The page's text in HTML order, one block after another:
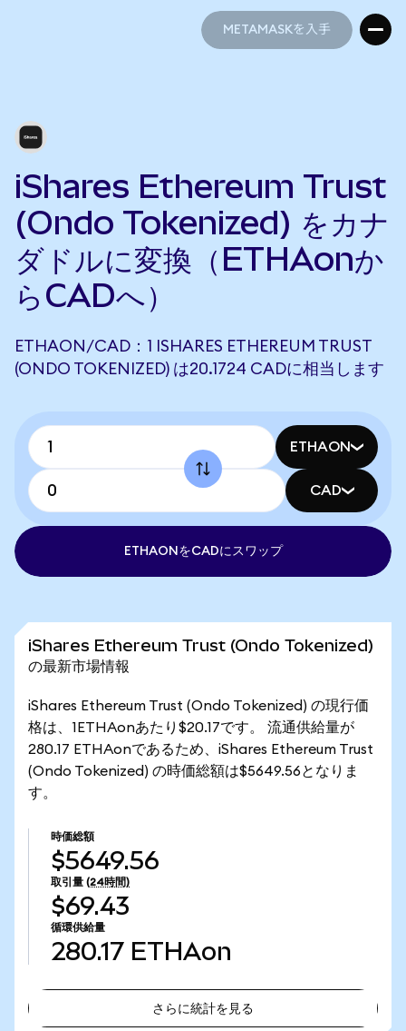
METAMASKを入手
iShares Ethereum Trust
(Ondo Tokenized) をカナ
ダドルに変換（ETHAonか
らCADへ）
ETHAON/CAD：1 ISHARES ETHEREUM TRUST
(ONDO TOKENIZED) は20.1724 CADに相当します
ETHAON
CAD
ETHAONをCADにスワップ
iShares Ethereum Trust (Ondo Tokenized)
の最新市場情報
iShares Ethereum Trust (Ondo Tokenized) の現行価
格は、1ETHAonあたり$20.17です。 流通供給量が
280.17 ETHAonであるため、iShares Ethereum Trust
(Ondo Tokenized) の時価総額は$5649.56となりま
す。
時価総額
$5649.56
取引量 (24時間)
$69.43
循環供給量
280.17 ETHAon
さらに統計を見る